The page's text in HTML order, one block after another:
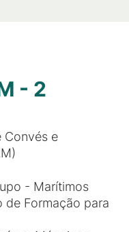
- 2
Convés e
- Marítimos
de Formação para